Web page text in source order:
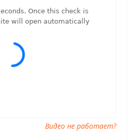
Видео не работает?